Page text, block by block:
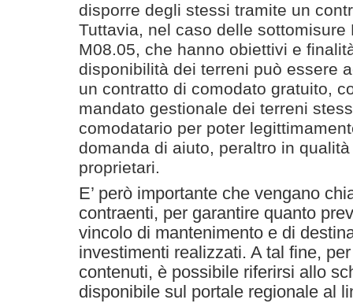
disporre degli stessi tramite un
Tuttavia, nel caso delle sottomisure
M08.05, che hanno obiettivi e
disponibilità dei terreni può essere
un contratto di comodato gratuito,
mandato gestionale dei terreni
comodatario per poter
domanda di aiuto, peraltro in
proprietari.
E’ però importante che vengano
contraenti, per garantire quanto
vincolo di mantenimento e di
investimenti realizzati. A tal fine,
contenuti, è possibile riferirsi allo
disponibile sul portale regionale al